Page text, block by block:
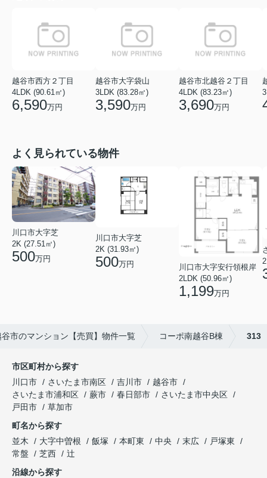
越谷市西方２丁目
4LDK (90.61㎡)
6,590万円
越谷市大字袋山
3LDK (83.28㎡)
3,590万円
越谷市北越谷２丁目
4LDK (83.23㎡)
3,690万円
よく見られている物件
川口市大字芝
2K (27.51㎡)
500万円
川口市大字芝
2K (31.93㎡)
500万円
川口市大字安行領根岸
2LDK (50.96㎡)
1,199万円
谷市のマンション【売買】物件一覧 コーポ南越谷B棟 313
市区町村から探す
川口市
さいたま市南区 吉川市
越谷市
さいたま市浦和区
蕨市 春日部市
さいたま市中央区
戸田市
草加市
町名から探す
並木
大字中曽根 飯塚 本町東 中央 末広
戸塚東
常盤
芝西
辻
沿線から探す